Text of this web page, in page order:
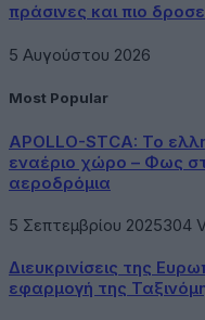
πράσινες και πιο
5 Αυγούστου 2026
Most Popular
APOLLO-STCA: Το
εναέριο χώρο – Φως
αεροδρόμια
5 Σεπτεμβρίου 2025304
Διευκρινίσεις της
εφαρμογή της